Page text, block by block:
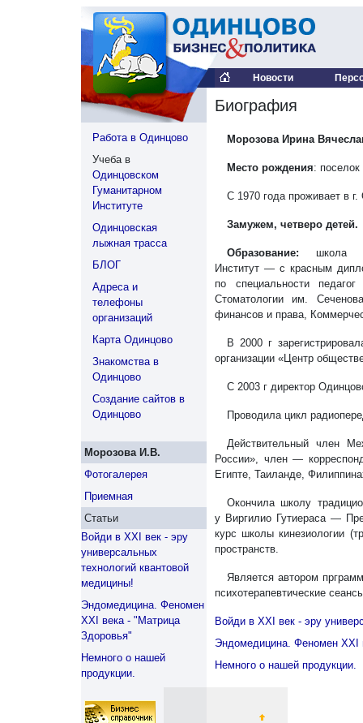
Новости
Работа в Одинцово
Учеба в
Одинцовском
Гуманитарном
Институте
Одинцовская
лыжная трасса
БЛОГ
Адреса и
телефоны
организаций
Карта Одинцово
Знакомства в
Одинцово
Создание сайтов в
Одинцово
Морозова И.В.
Фотогалерея
Приемная
Статьи
Войди в XXI век - эру
универсальных
технологий квантовой
медицины!
Эндомедицина. Феномен
XXI века - "Матрица
Здоровья"
Немного о нашей
продукции.
Биография
Морозова Ирина
Место рождения: поселок
С 1970 года проживает в
Замужем, четверо детей.
Образование: школа с
Институт — с красным
по специальности
Стоматологии им.
финансов и права,
В 2000 г
организации «Центр
С 2003 г директор
Проводила цикл
Действительный член
России», член —
Египте, Таиланде,
Окончила школу
у Виргилио Гутиераса —
курс школы кинезиологии
пространств.
Является автором
психотерапевтические
Войди в XXI век - эру
Эндомедицина. Феномен XXI
Немного о нашей продукции.